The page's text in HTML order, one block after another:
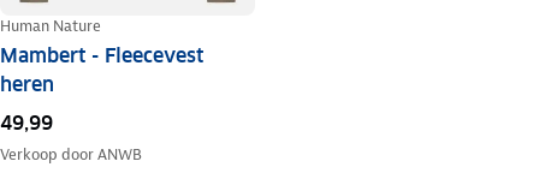
Human Nature
Mambert - Fleecevest
heren
49,99
Verkoop doorANWB